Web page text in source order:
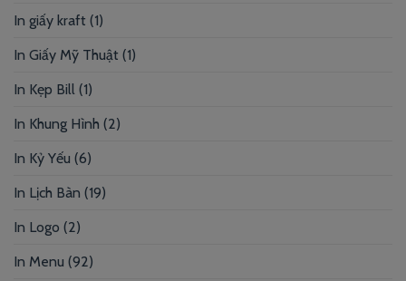
In giấy kraft (1)
In Giấy Mỹ Thuật (1)
In Kẹp Bill (1)
In Khung Hình (2)
In Kỷ Yếu (6)
In Lịch Bàn (19)
In Logo (2)
In Menu (92)